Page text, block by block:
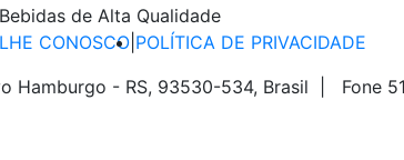
CONOSCO| POLÍTICA DE PRIVACIDADE
Hamburgo - RS, 93530-534, Brasil | Fone